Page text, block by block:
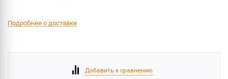
Подробнее о доставке
Добавить к сравнению